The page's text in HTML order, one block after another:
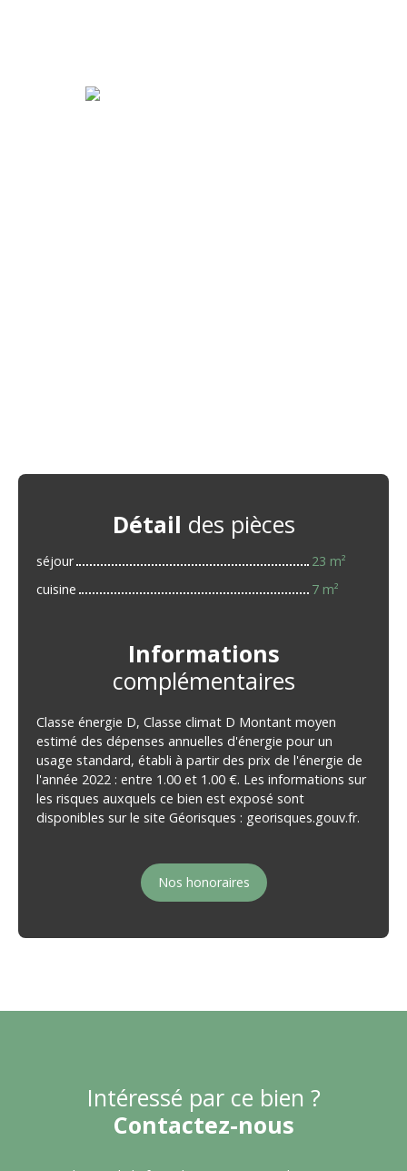
Détail des pièces
séjour
23 m²
cuisine
7 m²
Informations
complémentaires
Classe énergie D, Classe climat D Montant moyen
estimé des dépenses annuelles d'énergie pour un
usage standard, établi à partir des prix de l'énergie de
l'année 2022 : entre 1.00 et 1.00 €. Les informations sur
les risques auxquels ce bien est exposé sont
disponibles sur le site Géorisques : georisques.gouv.fr.
Nos honoraires
Intéressé par ce bien ?
Contactez-nous